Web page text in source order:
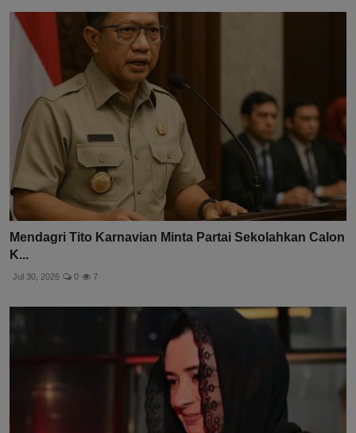
Mendagri Tito Karnavian Minta Partai Sekolahkan Calon
K...
Jul 30, 2026 0 7